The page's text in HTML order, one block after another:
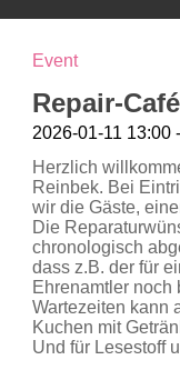
Event
Repair-
2026-01-11 13:00
Herzlich
Reinbek. Bei
wir die Gäste,
Die
chronologisch
dass z.B. der für
Ehrenamtler noch
Wartezeiten kann
Kuchen mit
Und für Lesestoff